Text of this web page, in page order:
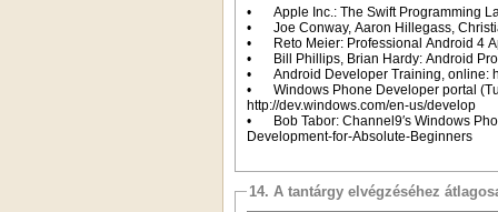
•
Apple Inc.: The Swift Programming
•
Joe Conway, Aaron Hillegass,
•
Reto Meier: Professional Android 4
•
Bill Phillips, Brian Hardy: Android
•
Android Developer Training, online:
•
Windows Phone Developer portal
http://dev.windows.com/en-us/develop
•
Bob Tabor: Channel9′s Windows
Development-for-Absolute-Beginners
14. A tantárgy elvégzéséhez